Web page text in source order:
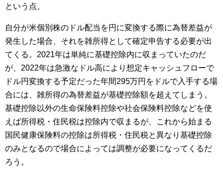
という点。
自分が米個別株のドル配当を円に変換する際に為替差益が
発生した場合、それを雑所得として確定申告する必要が出
てくる。2021年は単純に基礎控除内に収まっていたのだ
が、2022年は急激なドル高により想定キャッシュフローで
ドル円変換する予定だった年間295万円をドルで入手する場
合には、雑所得の為替差益が基礎控除額を超えてしまう。
基礎控除以外の生命保険料控除や社会保険料控除などを使
えば所得税・住民税は控除内で収まるが、これから始まる
国民健康保険料の控除は所得税・住民税と異なり基礎控除
のみとなるので場合によっては調整が必要になってくるだ
ろう。